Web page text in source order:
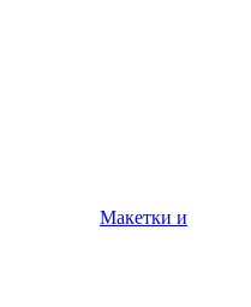
Макетки и